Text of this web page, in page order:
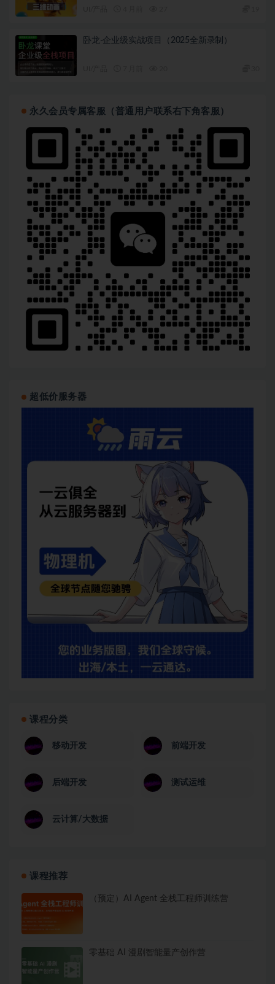
卧龙-企业级实战项目（2025全新录制）
永久会员专属客服（普通用户联系右下角客服）
超低价服务器
课程分类
移动开发 前端开发
后端开发 测试运维
云计算/大数据
课程推荐
（预定）AI Agent 全栈工程师训练营
零基础 AI 漫剧智能量产创作营